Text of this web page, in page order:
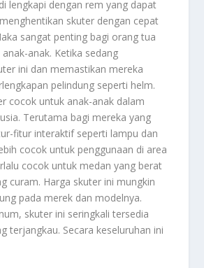
lengkapi dengan rem yang dapat
skuter dengan cepat
sangat penting bagi orang tua
anak. Ketika sedang
ini dan memastikan mereka
pelindung seperti helm.
cocok untuk anak-anak dalam
Terutama bagi mereka yang
fitur interaktif seperti lampu dan
cocok untuk penggunaan di area
cocok untuk medan yang berat
curam. Harga skuter ini mungkin
pada merek dan modelnya.
skuter ini seringkali tersedia
terjangkau. Secara keseluruhan ini